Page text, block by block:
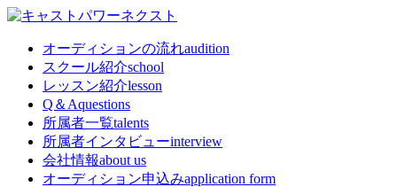
オーディションの流れaudition
スクール紹介school
レッスン紹介lesson
Q＆Aquestions
所属者一覧talents
所属者インタビューinterview
会社情報about us
オーディション申込みapplication form